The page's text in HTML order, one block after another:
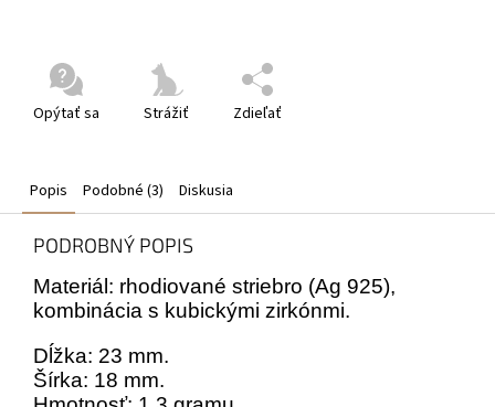
Opýtať sa Strážiť Zdieľať
Popis Podobné (3) Diskusia
PODROBNÝ POPIS
Materiál: rhodiované striebro (Ag 925),
kombinácia s kubickými zirkónmi.
Dĺžka: 23 mm.
Šírka: 18 mm.